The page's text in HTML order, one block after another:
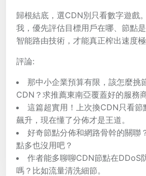
歸根結底，選CDN別只看數字遊戲
我，優先評估目標用戶在哪、節點
智能路由技術，才能真正榨出速度極
評論:
那中小企業預算有限，該怎麼挑
CDN？求推薦東南亞覆蓋好的服務商
這篇超實用！上次換CDN只看節
飆升，現在懂了分佈才是王道。
好奇節點分佈和網路骨幹的關聯
點多也沒用吧？
作者能多聊聊CDN節點在DDoS
嗎？比如流量清洗細節。